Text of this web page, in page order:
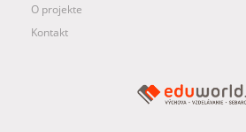
O projekte
Kontakt